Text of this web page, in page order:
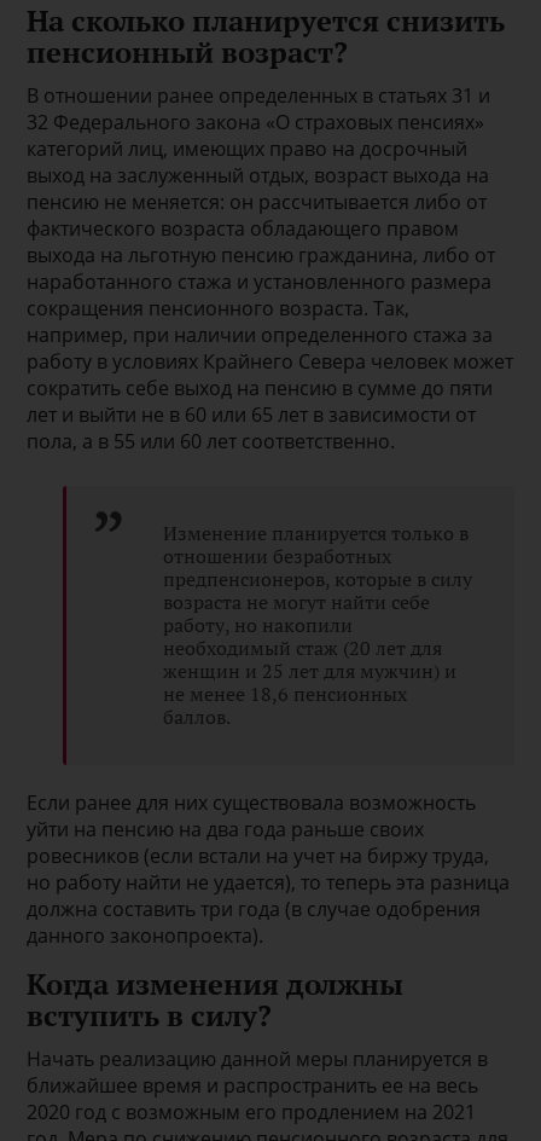
На сколько планируется снизить
пенсионный возраст?
В отношении ранее определенных в статьях 31 и
32 Федерального закона «О страховых пенсиях»
категорий лиц, имеющих право на досрочный
выход на заслуженный отдых, возраст выхода на
пенсию не меняется: он рассчитывается либо от
фактического возраста обладающего правом
выхода на льготную пенсию гражданина, либо от
наработанного стажа и установленного размера
сокращения пенсионного возраста. Так,
например, при наличии определенного стажа за
работу в условиях Крайнего Севера человек может
сократить себе выход на пенсию в сумме до пяти
лет и выйти не в 60 или 65 лет в зависимости от
пола, а в 55 или 60 лет соответственно.
Изменение планируется только в
отношении безработных
предпенсионеров, которые в силу
возраста не могут найти себе
работу, но накопили
необходимый стаж (20 лет для
женщин и 25 лет для мужчин) и
не менее 18,6 пенсионных
баллов.
Если ранее для них существовала возможность
уйти на пенсию на два года раньше своих
ровесников (если встали на учет на биржу труда,
но работу найти не удается), то теперь эта разница
должна составить три года (в случае одобрения
данного законопроекта).
Когда изменения должны
вступить в силу?
Начать реализацию данной меры планируется в
ближайшее время и распространить ее на весь
2020 год с возможным его продлением на 2021